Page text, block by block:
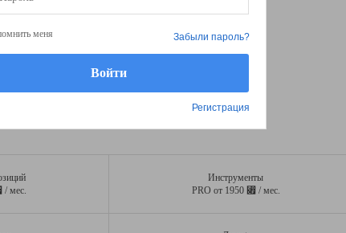
/ мес.
Инструменты
PRO от 1950 ⃏ / мес.
меня
Регистрация
Забыли пароль?